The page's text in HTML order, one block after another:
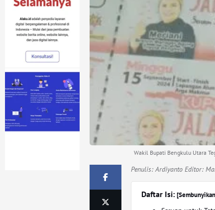
Wakil Bupati Bengkulu Utara
Penulis:Ardiyanto Editor:
Daftar Isi: